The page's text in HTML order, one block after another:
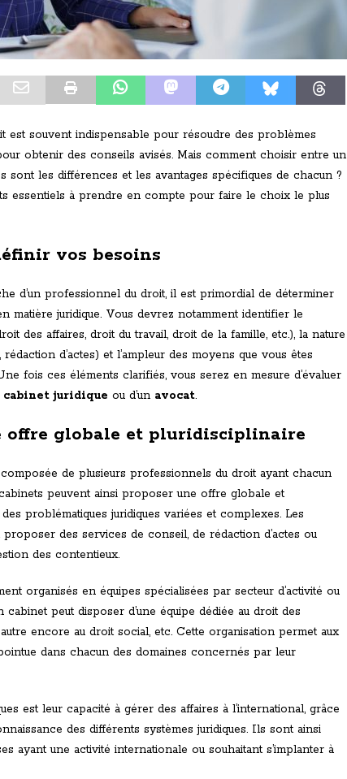
est souvent indispensable pour résoudre des problèmes
obtenir des conseils avisés. Mais comment choisir entre un
sont les différences et les avantages spécifiques de chacun ?
essentiels à prendre en compte pour faire le choix le plus
vos besoins
d’un professionnel du droit, il est primordial de déterminer
matière juridique. Vous devrez notamment identifier le
des affaires, droit du travail, droit de la famille, etc.), la nature
d’actes) et l’ampleur des moyens que vous êtes
fois ces éléments clarifiés, vous serez en mesure d’évaluer
cabinet juridique ou d’un avocat.
offre globale et pluridisciplinaire
de plusieurs professionnels du droit ayant chacun
peuvent ainsi proposer une offre globale et
problématiques juridiques variées et complexes. Les
des services de conseil, de rédaction d’actes ou
des contentieux.
organisés en équipes spécialisées par secteur d’activité ou
peut disposer d’une équipe dédiée au droit des
encore au droit social, etc. Cette organisation permet aux
dans chacun des domaines concernés par leur
est leur capacité à gérer des affaires à l’international, grâce
des différents systèmes juridiques. Ils sont ainsi
ayant une activité internationale ou souhaitant s’implanter à